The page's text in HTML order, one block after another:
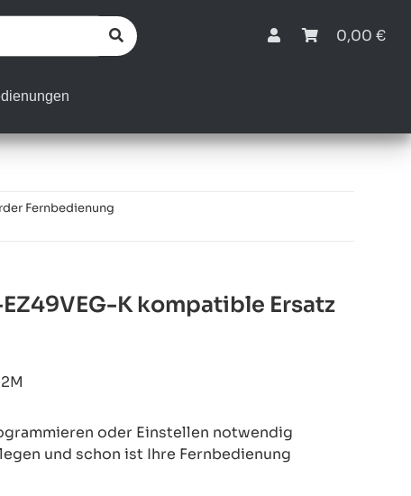
0,00 €
Fernbedienung
K kompatible Ersatz
oder Einstellen notwendig
und schon ist Ihre Fernbedienung